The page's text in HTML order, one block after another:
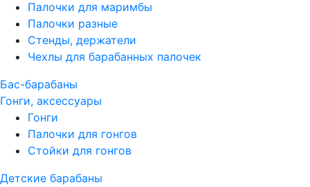
Палочки для маримбы
Палочки разные
Стенды, держатели
Чехлы для барабанных палочек
Бас-барабаны
Гонги, аксессуары
Гонги
Палочки для гонгов
Стойки для гонгов
Детские барабаны